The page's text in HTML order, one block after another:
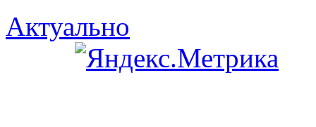
Актуально